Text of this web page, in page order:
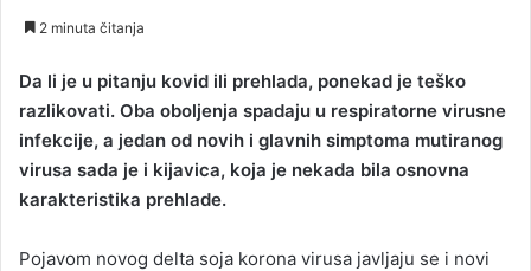
d
a
2 minuta čitanja
Da li je u pitanju kovid ili prehlada, ponekad je teško
razlikovati. Oba oboljenja spadaju u respiratorne virusne
infekcije, a jedan od novih i glavnih simptoma mutiranog
virusa sada je i kijavica, koja je nekada bila osnovna
karakteristika prehlade.
Pojavom novog delta soja korona virusa javljaju se i novi